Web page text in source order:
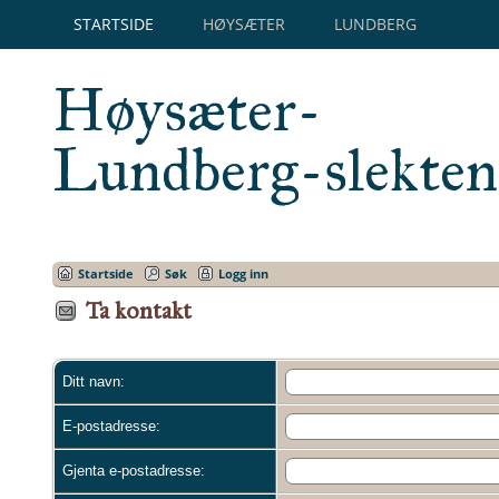
STARTSIDE HØYSÆTER LUNDBERG
Høysæter-
Lundberg-slekten
Startside Søk Logg inn
Ta kontakt
Ditt navn:
E-postadresse:
Gjenta e-postadresse: